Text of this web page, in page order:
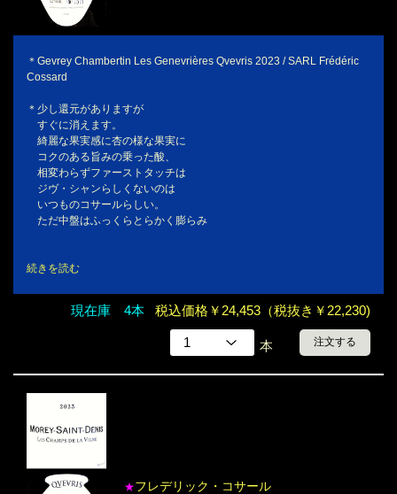
＊Gevrey Chambertin Les Genevrières Qvevris 2023 / SARL Frédéric
Cossard
＊少し還元がありますが
すぐに消えます。
綺麗な果実感に杏の様な果実に
コクのある旨みの乗った酸、
相変わらずファーストタッチは
ジヴ・シャンらしくないのは
いつものコサールらしい。
ただ中盤はふっくらとらかく膨らみ
続きを読む
現在庫 4本 税込価格￥24,453（税抜き￥22,230)
本 注文する
★フレデリック・コサール